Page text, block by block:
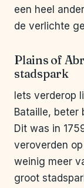
een heel
de verlichte
Plains of
stadspark
Iets verderop
Bataille, beter
Dit was in
veroverden
weinig meer
groot